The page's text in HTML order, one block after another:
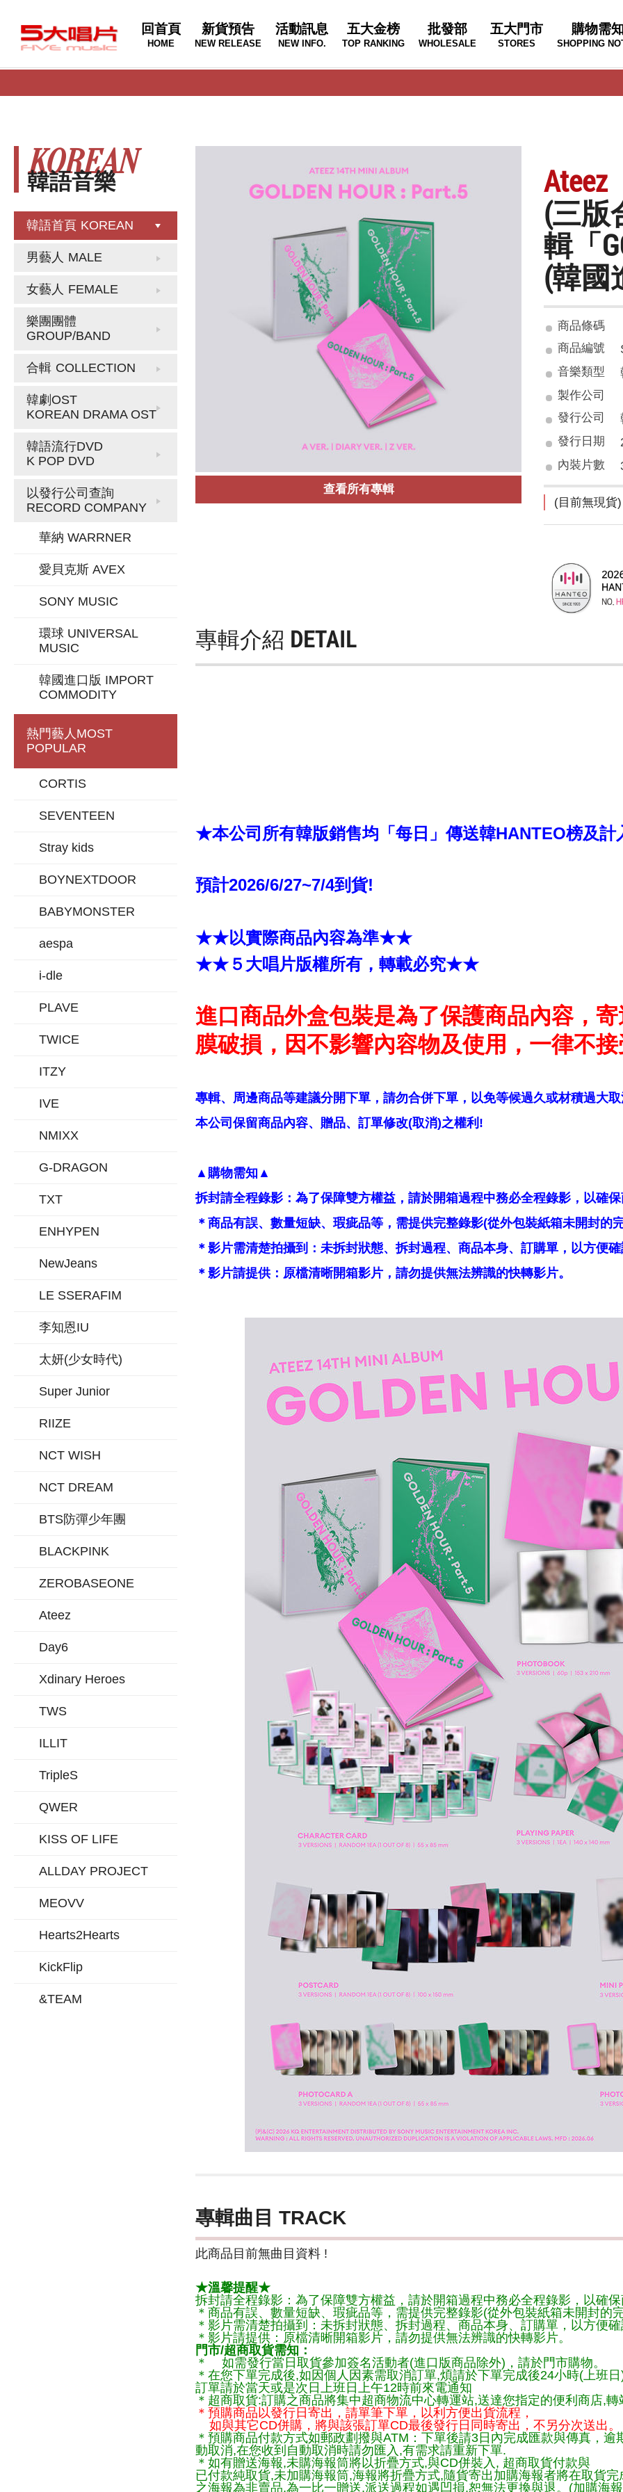
回首頁
HOME
新貨預告
NEW RELEASE
活動訊息
NEW INFO.
五大金榜
TOP RANKING
批發部
WHOLESALE
五大門市
STORES
購物需
SHOPPING
韓語音樂
KOREAN
韓語首頁 KOREAN
男藝人 MALE
女藝人 FEMALE
樂團團體
GROUP/BAND
合輯 COLLECTION
韓劇OST
KOREAN DRAMA OST
韓語流行DVD
K POP DVD
以發行公司查詢
RECORD COMPANY
華納 WARRNER
愛貝克斯 AVEX
SONY MUSIC
環球 UNIVERSAL
MUSIC
韓國進口版 IMPORT
COMMODITY
熱門藝人 MOST
POPULAR
CORTIS
SEVENTEEN
Stray kids
BOYNEXTDOOR
BABYMONSTER
aespa
i-dle
PLAVE
TWICE
ITZY
IVE
NMIXX
G-DRAGON
TXT
ENHYPEN
NewJeans
LE SSERAFIM
李知恩IU
太妍(少女時代)
Super Junior
RIIZE
NCT WISH
NCT DREAM
BTS防彈少年團
BLACKPINK
ZEROBASEONE
Ateez
Day6
Xdinary Heroes
TWS
ILLIT
TripleS
QWER
KISS OF LIFE
ALLDAY PROJECT
MEOVV
Hearts2Hearts
KickFlip
&TEAM
查看所有專輯
Ateez
(三版
輯「
(韓國
商品條碼
商品編號
音樂類型
製作公司
發行公司
發行日期
內裝片數
(目前無現貨)
專輯介紹 DETAIL
★本公司所有韓版銷售均「每日」傳送韓HANTEO榜及
預計2026/6/27~7/4到貨!
★★以實際商品內容為準★★
★★５大唱片版權所有，轉載必究★★
進口商品外盒包裝是為了保護商品內容，
膜破損，因不影響內容物及使用，一律不
專輯、周邊商品等建議分開下單，請勿合併下單，以免等候過久或材積過大
本公司保留商品內容、贈品、訂單修改(取消)之權利!
▲購物需知▲
拆封請全程錄影：為了保障雙方權益，請於開箱過程中務必全程錄影，以確
＊商品有誤、數量短缺、瑕疵品等，需提供完整錄影(從外包裝紙箱未開封的
＊影片需清楚拍攝到：未拆封狀態、拆封過程、商品本身、訂購單，以方便
＊影片請提供：原檔清晰開箱影片，請勿提供無法辨識的快轉影片。
專輯曲目 TRACK
此商品目前無曲目資料 !
★溫馨提醒★
拆封請全程錄影：為了保障雙方權益，請於開箱過程中務必全程錄影，以確
＊商品有誤、數量短缺、瑕疵品等，需提供完整錄影(從外包裝紙箱未開封的
＊影片需清楚拍攝到：未拆封狀態、拆封過程、商品本身、訂購單，以方便
＊影片請提供：原檔清晰開箱影片，請勿提供無法辨識的快轉影片。
門市/超商取貨需知：
＊ 如需發行當日取貨參加簽名活動者(進口版商品除外)，請於門市購物。
＊在您下單完成後,如因個人因素需取消訂單,煩請於下單完成後24小時(上班
訂單請於當天或是次日上班日上午12時前來電通知
＊超商取貨:訂購之商品將集中超商物流中心轉運站,送達您指定的便利商店,
＊預購商品以發行日寄出，請單筆下單，以利方便出貨流程，
如與其它CD併購，將與該張訂單CD最後發行日同時寄出，不另分次送出。
＊預購商品付款方式如郵政劃撥與ATM：下單後請3日內完成匯款與傳真，
動取消,在您收到自動取消時請勿匯入,有需求請重新下單.
＊如有贈送海報,未購海報筒將以折疊方式,與CD併裝入, 超商取貨付款與
已付款純取貨,未加購海報筒,海報將折疊方式,隨貨寄出加購海報者將在取貨
之海報為非賣品,為一比一贈送,派送過程如遇凹損,恕無法更換與退。(加購海